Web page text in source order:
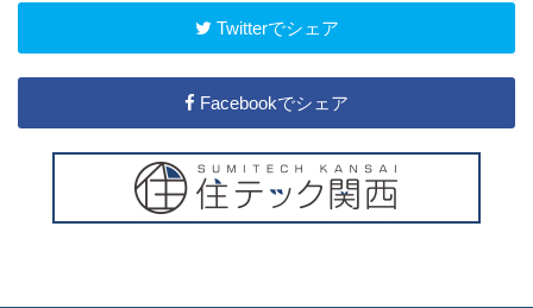
Twitterでシェア
Facebookでシェア